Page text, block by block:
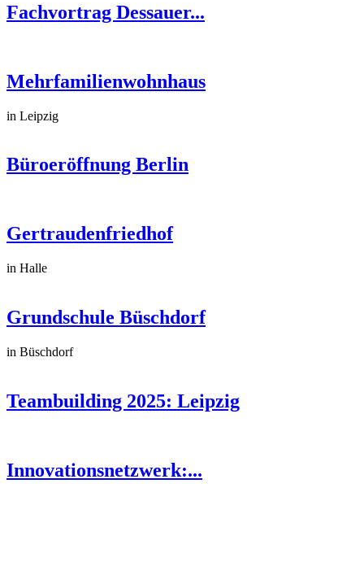
Fachvortrag Dessauer...
Mehrfamilienwohnhaus
in Leipzig
Büroeröffnung Berlin
Gertraudenfriedhof
in Halle
Grundschule Büschdorf
in Büschdorf
Teambuilding 2025: Leipzig
Innovationsnetzwerk:...